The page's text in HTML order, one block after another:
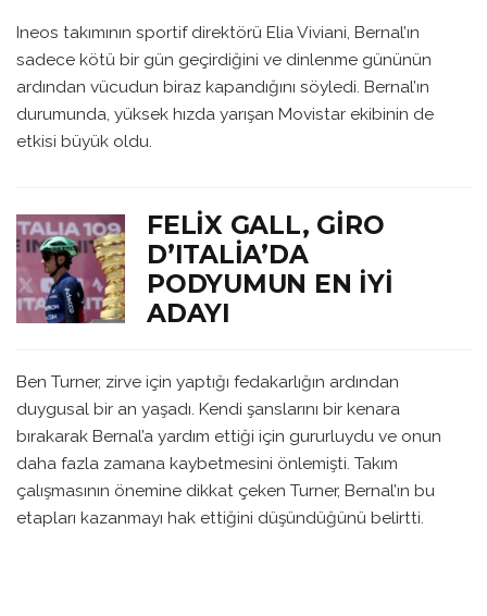
Ineos takımının sportif direktörü Elia Viviani, Bernal’ın
sadece kötü bir gün geçirdiğini ve dinlenme gününün
ardından vücudun biraz kapandığını söyledi. Bernal’ın
durumunda, yüksek hızda yarışan Movistar ekibinin de
etkisi büyük oldu.
FELIX GALL, GIRO
D’ITALIA’DA
PODYUMUN EN İYI
ADAYI
Ben Turner, zirve için yaptığı fedakarlığın ardından
duygusal bir an yaşadı. Kendi şanslarını bir kenara
bırakarak Bernal’a yardım ettiği için gururluydu ve onun
daha fazla zamana kaybetmesini önlemişti. Takım
çalışmasının önemine dikkat çeken Turner, Bernal’ın bu
etapları kazanmayı hak ettiğini düşündüğünü belirtti.